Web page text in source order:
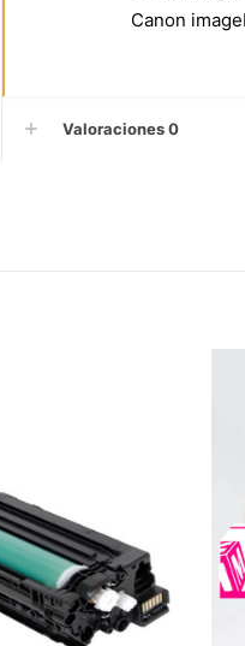
Canon
Valoraciones0